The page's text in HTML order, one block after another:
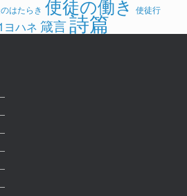
はたらき 使徒の働き 使徒行
ヨハネ 箴言詩篇